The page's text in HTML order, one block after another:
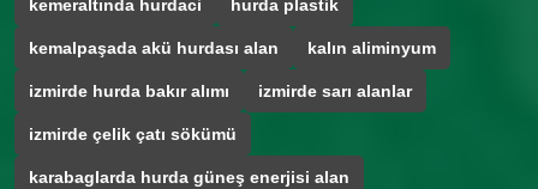
kemeraltında hurdaci hurda plastik
kemalpaşada akü hurdası alan kalın aliminyum
izmirde hurda bakır alımı izmirde sarı alanlar
izmirde çelik çatı sökümü
karabaglarda hurda güneş enerjisi alan